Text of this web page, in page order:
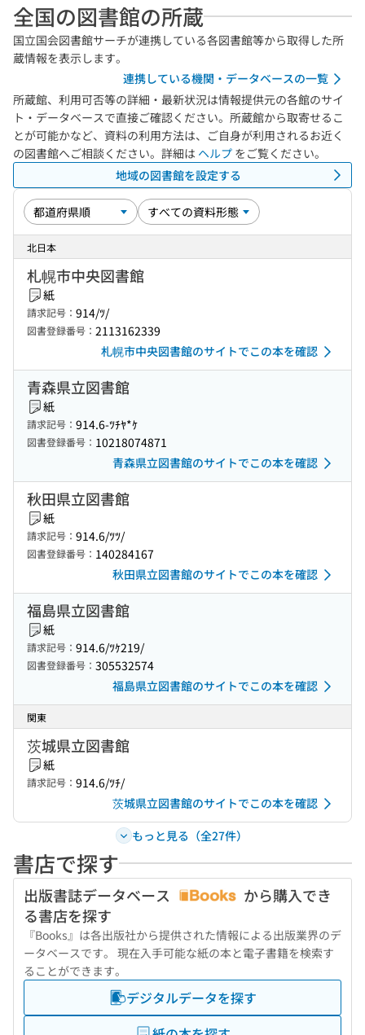
全国の図書館の所蔵
国立国会図書館サーチが連携している各図書館等から取得した所
蔵情報を表示します。
連携している機関・データベースの一覧
所蔵館、利用可否等の詳細・最新状況は情報提供元の各館のサイ
ト・データベースで直接ご確認ください。所蔵館から取寄せるこ
とが可能かなど、資料の利用方法は、ご自身が利用されるお近く
の図書館へご相談ください。詳細は ヘルプ をご覧ください。
地域の図書館を設定する
北日本
札幌市中央図書館
紙
請求記号： 914/ﾂ/
図書登録番号： 2113162339
札幌市中央図書館のサイトでこの本を確認
青森県立図書館
紙
請求記号： 914.6-ﾂﾁﾔ*ｹ
図書登録番号： 10218074871
青森県立図書館のサイトでこの本を確認
秋田県立図書館
紙
請求記号： 914.6/ﾂﾂ/
図書登録番号： 140284167
秋田県立図書館のサイトでこの本を確認
福島県立図書館
紙
請求記号： 914.6/ﾂｹ219/
図書登録番号： 305532574
福島県立図書館のサイトでこの本を確認
関東
茨城県立図書館
紙
請求記号： 914.6/ﾂﾁ/
茨城県立図書館のサイトでこの本を確認
もっと見る（全27件）
書店で探す
出版書誌データベース
から購入でき
る書店を探す
『Books』は各出版社から提供された情報による出版業界のデ
ータベースです。 現在入手可能な紙の本と電子書籍を検索す
ることができます。
デジタルデータを探す